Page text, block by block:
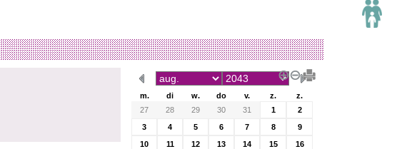
m. di w. do v. z.
z.
27
28 29 30 31 1
2
3
4 5 6 7 8
9
10
11 12 13 14 15
16